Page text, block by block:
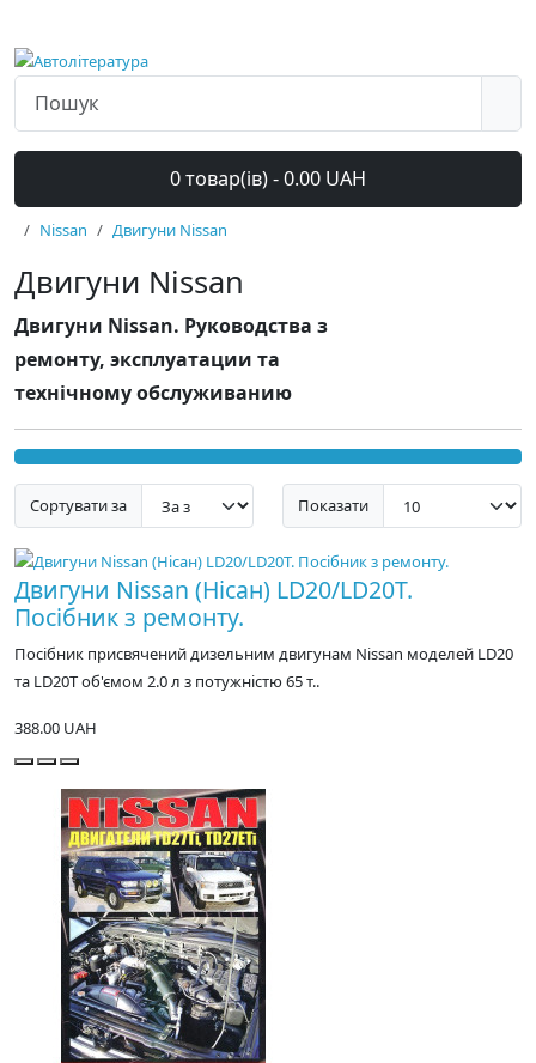
0 товар(ів) - 0.00 UAH
Nissan Двигуни Nissan
Двигуни Nissan
Двигуни Nissan. Руководства з
ремонту, эксплуатации та
технічному обслуживанию
Сортувати за Показати
Двигуни Nissan (Нісан) LD20/LD20T.
Посібник з ремонту.
Посібник присвячений дизельним двигунам Nissan моделей LD20
та LD20T об'ємом 2.0 л з потужністю 65 т..
388.00 UAH